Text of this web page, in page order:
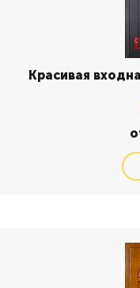
Красивая